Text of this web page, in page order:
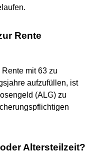
Rente
mit 63 zu
aufzufüllen, ist
(ALG) zu
Altersteilzeit?